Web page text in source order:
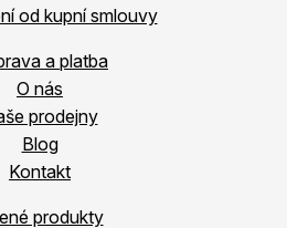
od kupní smlouvy
a platba
O nás
prodejny
Blog
Kontakt
produkty